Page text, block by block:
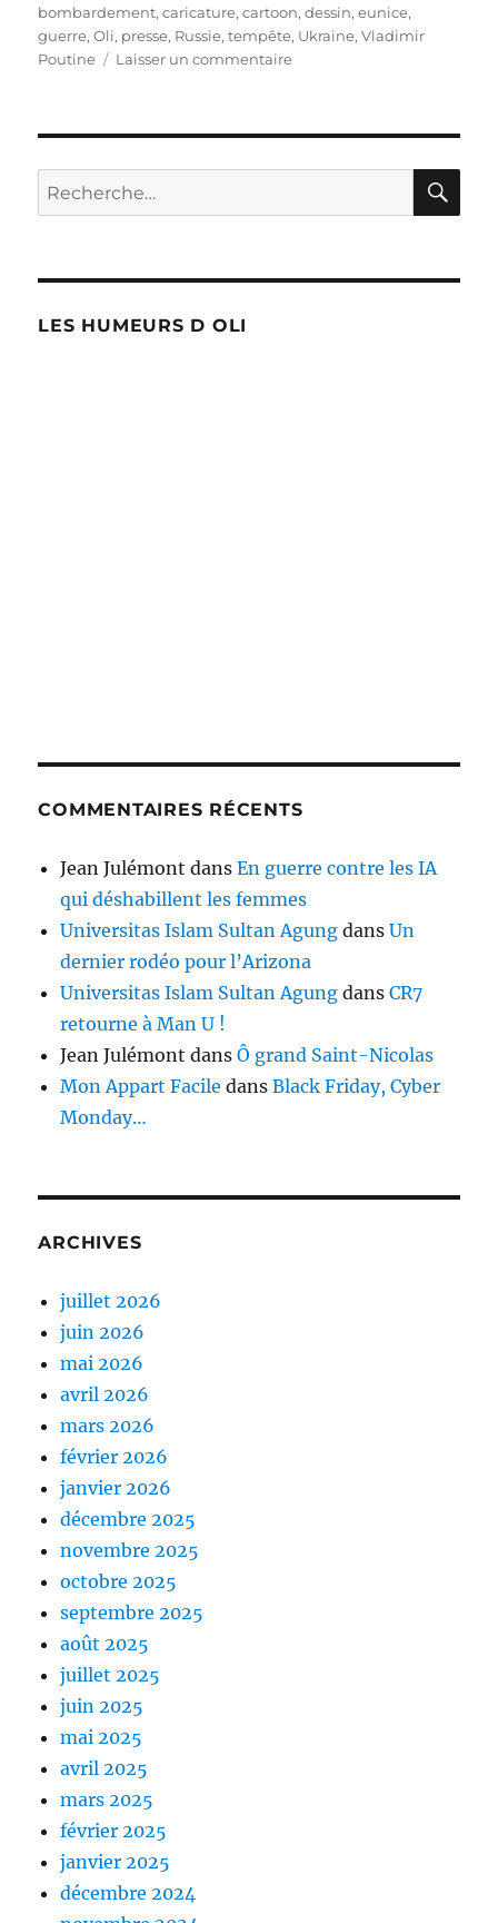
le
bombardement,caricature,cartoon,dessin,eunice,
guerre,Oli, presse, Russie,tempête, Ukraine,Vladimir
Poutine
Laisser un commentairesur
Recherche
pour :
LES HUMEURS D OLI
COMMENTAIRES RÉCENTS
Jean Julémont dansEn guerre contre les IA
qui déshabillent les femmes
Universitas Islam Sultan Agung dansUn
dernier rodéo pour l’Arizona
Universitas Islam Sultan Agung dansCR7
retourne à Man U !
Jean Julémont dansÔ grand Saint-Nicolas
Mon Appart Facile dansBlack Friday, Cyber
Monday…
ARCHIVES
juillet 2026
juin 2026
mai 2026
avril 2026
mars 2026
février 2026
janvier 2026
décembre 2025
novembre 2025
octobre 2025
septembre 2025
août 2025
juillet 2025
juin 2025
mai 2025
avril 2025
mars 2025
février 2025
janvier 2025
décembre 2024